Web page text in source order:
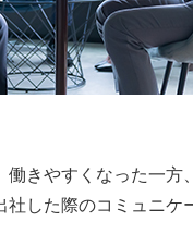
きやすくなった一方
した際のコミュニケ